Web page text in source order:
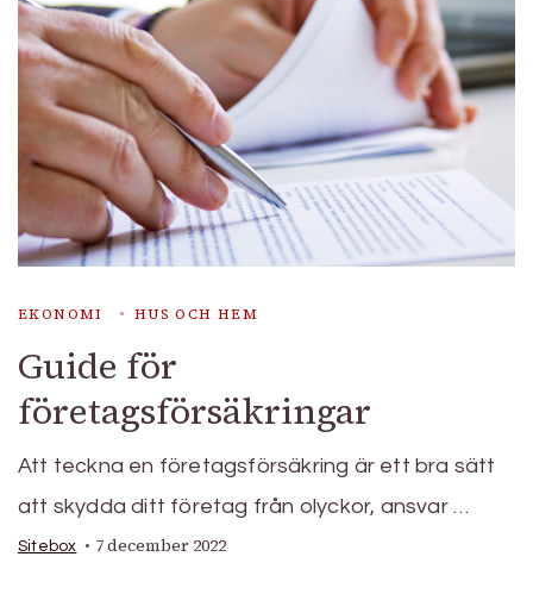
EKONOMI HUS OCH HEM
Guide för
företagsförsäkringar
Att teckna en företagsförsäkring är ett bra sätt
att skydda ditt företag från olyckor, ansvar …
Sitebox 7 december 2022